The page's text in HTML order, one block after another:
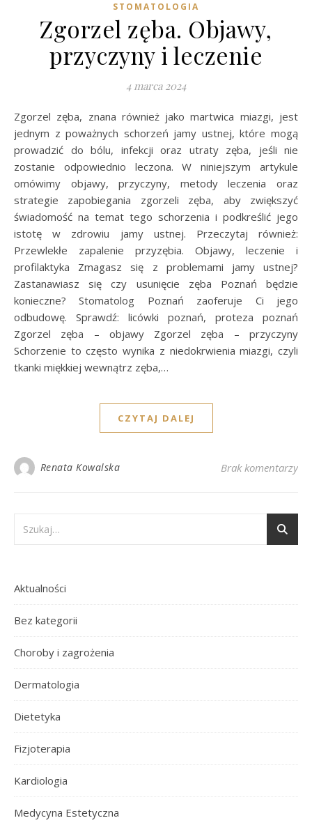
STOMATOLOGIA
Zgorzel zęba. Objawy,
przyczyny i leczenie
4 marca 2024
Zgorzel zęba, znana również jako martwica miazgi, jest
jednym z poważnych schorzeń jamy ustnej, które mogą
prowadzić do bólu, infekcji oraz utraty zęba, jeśli nie
zostanie odpowiednio leczona. W niniejszym artykule
omówimy objawy, przyczyny, metody leczenia oraz
strategie zapobiegania zgorzeli zęba, aby zwiększyć
świadomość na temat tego schorzenia i podkreślić jego
istotę w zdrowiu jamy ustnej. Przeczytaj również:
Przewlekłe zapalenie przyzębia. Objawy, leczenie i
profilaktyka Zmagasz się z problemami jamy ustnej?
Zastanawiasz się czy usunięcie zęba Poznań będzie
konieczne? Stomatolog Poznań zaoferuje Ci jego
odbudowę. Sprawdź: licówki poznań, proteza poznań
Zgorzel zęba – objawy Zgorzel zęba – przyczyny
Schorzenie to często wynika z niedokrwienia miazgi, czyli
tkanki miękkiej wewnątrz zęba,…
CZYTAJ DALEJ
Renata Kowalska Brak komentarzy
Aktualności
Bez kategorii
Choroby i zagrożenia
Dermatologia
Dietetyka
Fizjoterapia
Kardiologia
Medycyna Estetyczna